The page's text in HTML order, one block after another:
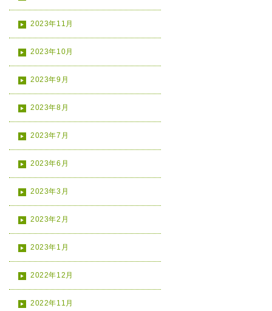
2023年11月
2023年10月
2023年9月
2023年8月
2023年7月
2023年6月
2023年3月
2023年2月
2023年1月
2022年12月
2022年11月